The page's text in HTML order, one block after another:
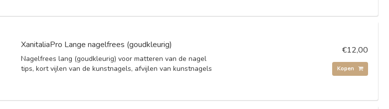
XanitaliaPro Lange nagelfrees (goudkleurig)
Nagelfrees lang (goudkleurig) voor matteren van de nagel
tips, kort vijlen van de kunstnagels, afvijlen van kunstnagels
€12,00
Kopen